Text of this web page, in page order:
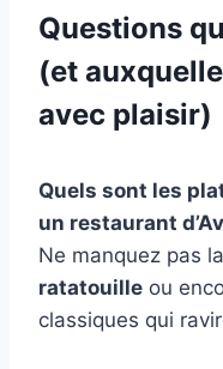
Questions
(et
avec plaisir)
Quels sont les
un restaurant
Ne manquez pas la
ratatouille ou
classiques qui